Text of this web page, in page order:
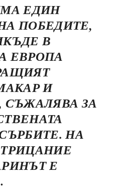
ЕДИН
ПОБЕДИТЕ,
В
ЕВРОПА
И
СЪЖАЛЯВА ЗА
НА
Е